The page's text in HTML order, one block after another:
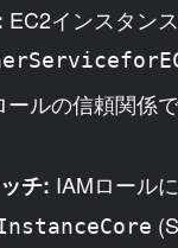
EC2インスタン
ールの信頼関係
チ: IAMロール